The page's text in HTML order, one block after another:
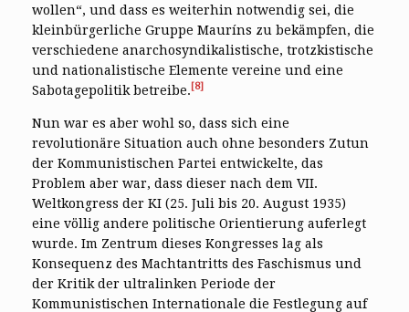
wollen“, und dass es weiterhin notwendig sei, die
kleinbürgerliche Gruppe Mauríns zu bekämpfen, die
verschiedene anarchosyndikalistische, trotzkistische
und nationalistische Elemente vereine und eine
Sabotagepolitik betreibe.[8]
Nun war es aber wohl so, dass sich eine
revolutionäre Situation auch ohne besonders Zutun
der Kommunistischen Partei entwickelte, das
Problem aber war, dass dieser nach dem VII.
Weltkongress der KI (25. Juli bis 20. August 1935)
eine völlig andere politische Orientierung auferlegt
wurde. Im Zentrum dieses Kongresses lag als
Konsequenz des Machtantritts des Faschismus und
der Kritik der ultralinken Periode der
Kommunistischen Internationale die Festlegung auf